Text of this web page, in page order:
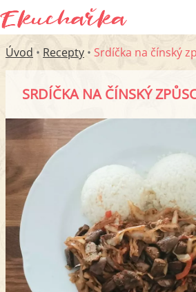
Úvod • Recepty • Srdíčka na čínský
SRDÍČKA NA ČÍNSKÝ